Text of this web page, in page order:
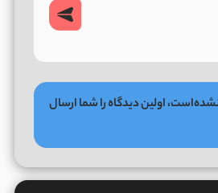
اولین دیدگاه را شما ارسال